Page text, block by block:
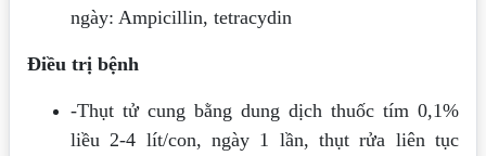
ngày: Ampicillin, tetracydin
Điều trị bệnh
-Thụt tử cung bằng dung dịch thuốc tím 0,1%
liều 2-4 lít/con, ngày 1 lần, thụt rửa liên tục